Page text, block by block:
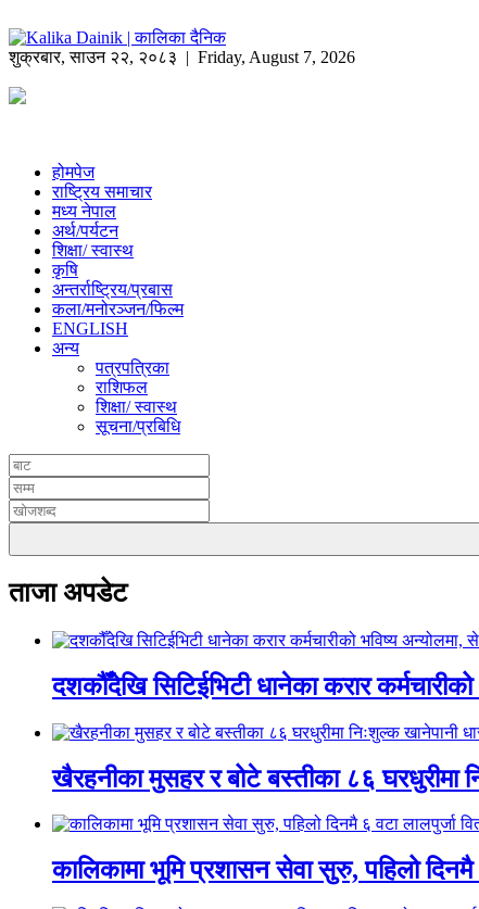
शुक्रबार,साउन २२, २०८३ | Friday, August 7, 2026
होमपेज
राष्ट्रिय समाचार
मध्य नेपाल
अर्थ/पर्यटन
शिक्षा/ स्वास्थ
कृषि
अन्तर्राष्ट्रिय/प्रबास
कला/मनोरञ्जन/फिल्म
ENGLISH
अन्य
पत्रपत्रिका
राशिफल
शिक्षा/ स्वास्थ
सूचना/प्रबिधि
ताजा अपडेट
दशकौँदेखि सिटिईभिटी धानेका करार
खैरहनीका मुसहर र बोटे बस्तीका ८६ घरधुरीमा
कालिकामा भूमि प्रशासन सेवा सुरु, पहिलो दिनमै